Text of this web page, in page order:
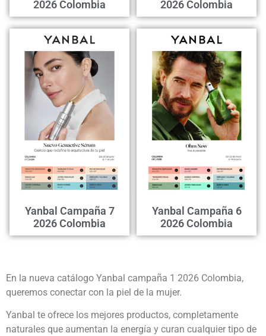
2026 Colombia 2026 Colombia
Yanbal Campaña 7
2026 Colombia
Yanbal Campaña 6
2026 Colombia
En la nueva catálogo Yanbal campaña 1 2026 Colombia,
queremos conectar con la piel de la mujer.
Yanbal te ofrece los mejores productos, completamente
naturales que aumentan la energía y curan cualquier tipo de